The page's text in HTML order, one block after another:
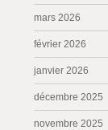
mars 2026
février 2026
janvier 2026
décembre 2025
novembre 2025